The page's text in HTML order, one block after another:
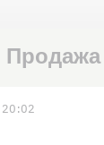
Продажа